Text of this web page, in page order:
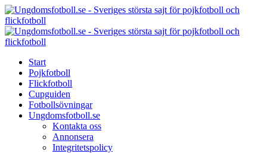
Menu
Search
Menu
Start
Pojkfotboll
Flickfotboll
Cupguiden
Fotbollsövningar
Ungdomsfotboll.se
Kontakta oss
Annonsera
Integritetspolicy